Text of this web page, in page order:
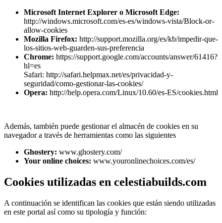
Microsoft Internet Explorer o Microsoft Edge:
http://windows.microsoft.com/es-es/windows-vista/Block-or-
allow-cookies
Mozilla Firefox: http://support.mozilla.org/es/kb/impedir-que-
los-sitios-web-guarden-sus-preferencia
Chrome: https://support.google.com/accounts/answer/61416?
hl=es
Safari: http://safari.helpmax.net/es/privacidad-y-
seguridad/como-gestionar-las-cookies/
Opera: http://help.opera.com/Linux/10.60/es-ES/cookies.html
Además, también puede gestionar el almacén de cookies en su
navegador a través de herramientas como las siguientes
Ghostery: www.ghostery.com/
Your online choices: www.youronlinechoices.com/es/
Cookies utilizadas en celestiabuilds.com
A continuación se identifican las cookies que están siendo utilizadas
en este portal así como su tipología y función: